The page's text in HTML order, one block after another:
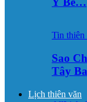
Tin thiên
Sao
Tây
Lịch thiên văn